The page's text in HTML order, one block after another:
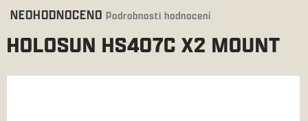
Průměrné
produktu
0,0
NEOHODNOCENO Podrobnosti hodnocení
HOLOSUN HS407C X2 MOUNT